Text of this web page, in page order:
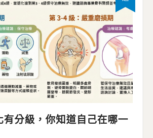
有分級，你知道自己在哪一